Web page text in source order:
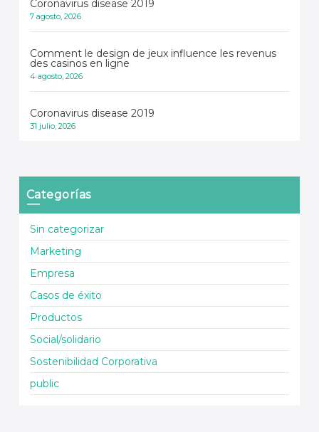
Coronavirus disease 2019
7 agosto, 2026
Comment le design de jeux influence les revenus
des casinos en ligne
4 agosto, 2026
Coronavirus disease 2019
31 julio, 2026
Categorías
Sin categorizar
Marketing
Empresa
Casos de éxito
Productos
Social/solidario
Sostenibilidad Corporativa
public